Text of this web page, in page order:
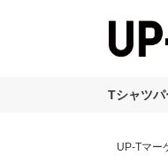
Tシャツパ
UP-Tマー